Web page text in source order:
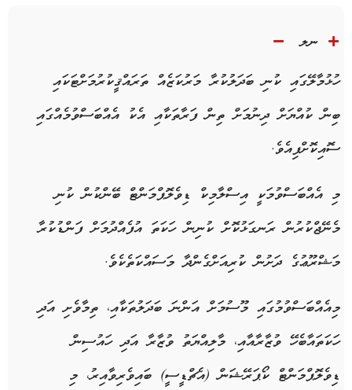
ނލ
ހުޅުމާލޭގައި ކުނި ބަދަލުކުރާ މަރުކަޒެއް ތަރައްޤީކުރުމަށްޓަކައި
ބިން ކުއްޔަށް ދިނުމަށް ތިން ފަރާތަކާއި އެކު އެއްބަސްވުމެއްގައި
ސޮއިކޮށްފިއެވެ.
މި އެއްބަސްވުމަކީ އިސްލާމިކް ޑިވެލޮޕްމަންޓް ބޭންކުން ކުނި
މެނޭޖްކުރުން ރަނގަޅުކޮށް ކުނިން ހަކަތަ އުފެއްދުމަށް ފަންޑުކުރާ
މަޝްރޫޢުގެ ދަށުން ކުރިއަށްގެންދާ މަސައްކަތެކެވެ.
މިއެއްބަސްވުމުގައި މޫސުމަށް އަންނަ ބަދަލުތަކާއި، ތިމާވެށި އަދި
ހަކަތައާބެހޭ ވުޒާރާއާއި، މާލިއްޔަތު ވުޒާރާ އަދި ހައުސިން
ޑިވެލޮޕްމަންޓް ކޯޕަރޭޝަން (އެޗްޑީސީ) ބައިވެރިވާއިރު، މި